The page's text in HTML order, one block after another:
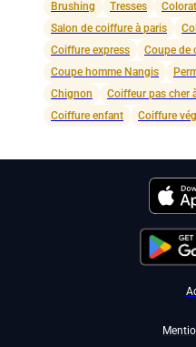
Brushing
Tresses
Salon de coiffure à paris
Coiffure express
Coupe de
Coupe homme Nangis
Chignon
Coiffeur pas cher
Coiffure enfant
Coiffure